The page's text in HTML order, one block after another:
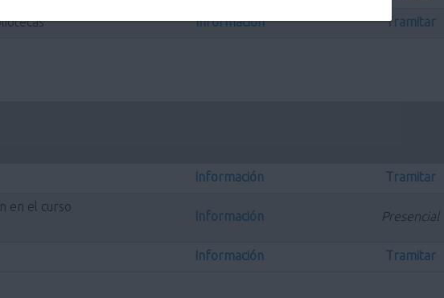
Información Tramitar
Información Tramitar
en el curso
Información Presencial
Información Tramitar